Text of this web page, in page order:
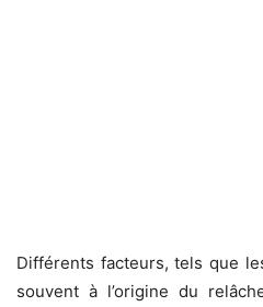
Différents facteurs, tels que
souvent à l’origine du